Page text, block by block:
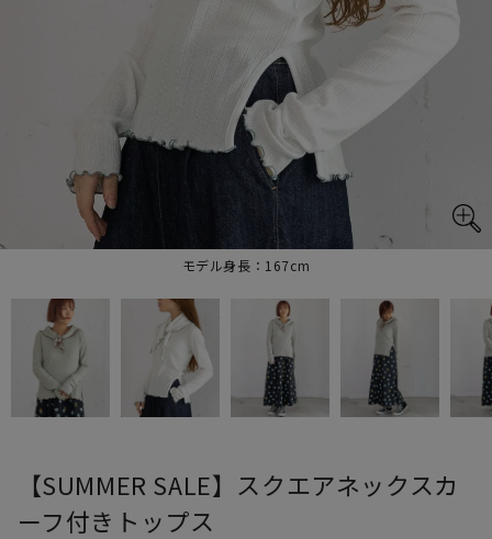
モデル身長：167cm
【SUMMER SALE】スクエアネックスカ
ーフ付きトップス